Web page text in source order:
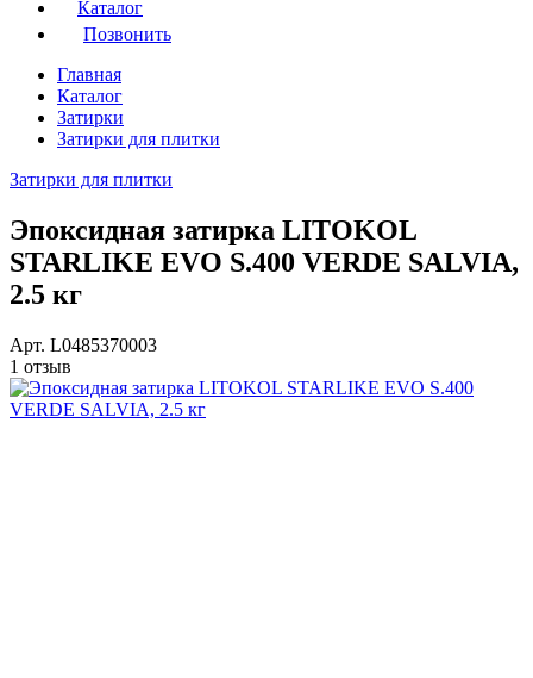
Каталог
Позвонить
Главная
Каталог
Затирки
Затирки для плитки
Затирки для плитки
Эпоксидная затирка LITOKOL
STARLIKE EVO S.400 VERDE SALVIA,
2.5 кг
Арт. L0485370003
1 отзыв